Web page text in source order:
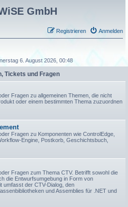
GmbH
Anmelden
Registrieren
6. August 2026, 00:48
Tickets und Fragen
Fragen zu allgemeinen Themen, die nicht
oder einem bestimmten Thema zuzuordnen
Fragen zu Komponenten wie ControlEdge,
Engine, Postkorb, Geschichtsbuch,
Fragen zum Thema CTV. Betrifft sowohl die
die Entwurfsumgebung in Form von
umfasst der CTV-Dialog, den
und Assemblies für .NET und